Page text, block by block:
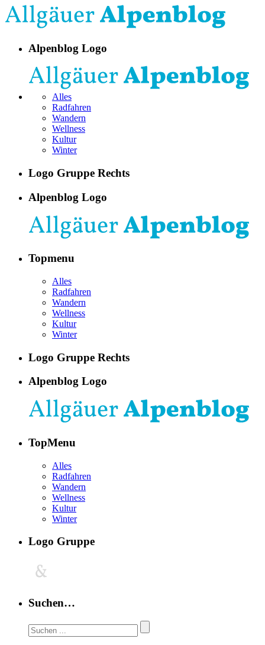
Alpenblog Logo
Alles
Radfahren
Wandern
Wellness
Kultur
Winter
Logo Gruppe Rechts
Alpenblog Logo
Topmenu
Alles
Radfahren
Wandern
Wellness
Kultur
Winter
Logo Gruppe Rechts
Alpenblog Logo
TopMenu
Alles
Radfahren
Wandern
Wellness
Kultur
Winter
Logo Gruppe
Suchen…